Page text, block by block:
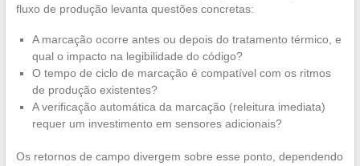
fluxo de produção levanta questões concretas:
A marcação ocorre antes ou depois do tratamento térmico, e
qual o impacto na legibilidade do código?
O tempo de ciclo de marcação é compatível com os ritmos
de produção existentes?
A verificação automática da marcação (releitura imediata)
requer um investimento em sensores adicionais?
Os retornos de campo divergem sobre esse ponto, dependendo